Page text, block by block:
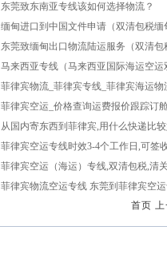
东莞致东南亚专线该如何选择物流？
缅甸进口到中国文件申请（双清包税
东莞致缅甸出口物流陆运服务（双清包
马来西亚专线（马来西亚国际海运空
菲律宾物流_菲律宾专线_菲律宾海运
菲律宾空运_价格查询运费报价跟踪订
从国内寄东西到菲律宾,用什么快递比
菲律宾空运专线时效3-4个工作日,可签
菲律宾空运（海运）专线,双清包税,清
菲律宾物流空运专线 东莞到菲律宾空
首页